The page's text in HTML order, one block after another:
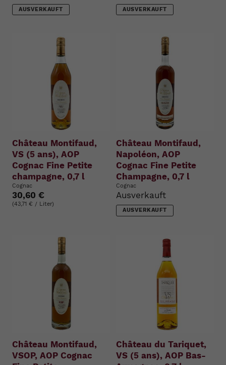
AUSVERKAUFT AUSVERKAUFT
Château Montifaud,
VS (5 ans), AOP
Cognac Fine Petite
champagne, 0,7 l
Cognac
30,60 €
(43,71 € / Liter)
Château Montifaud,
Napoléon, AOP
Cognac Fine Petite
Champagne, 0,7 l
Cognac
Ausverkauft
AUSVERKAUFT
Château Montifaud,
VSOP, AOP Cognac
Château du Tariquet,
VS (5 ans), AOP Bas-